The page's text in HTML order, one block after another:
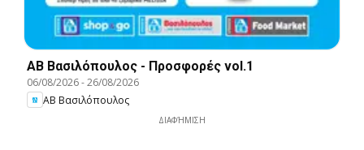
ΑΒ Βασιλόπουλος - Προσφορές vol.1
06/08/2026-26/08/2026
ΑΒ Βασιλόπουλος
ΔΙΑΦΉΜΙΣΗ